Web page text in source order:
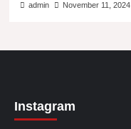
admin November 11, 2024
Instagram